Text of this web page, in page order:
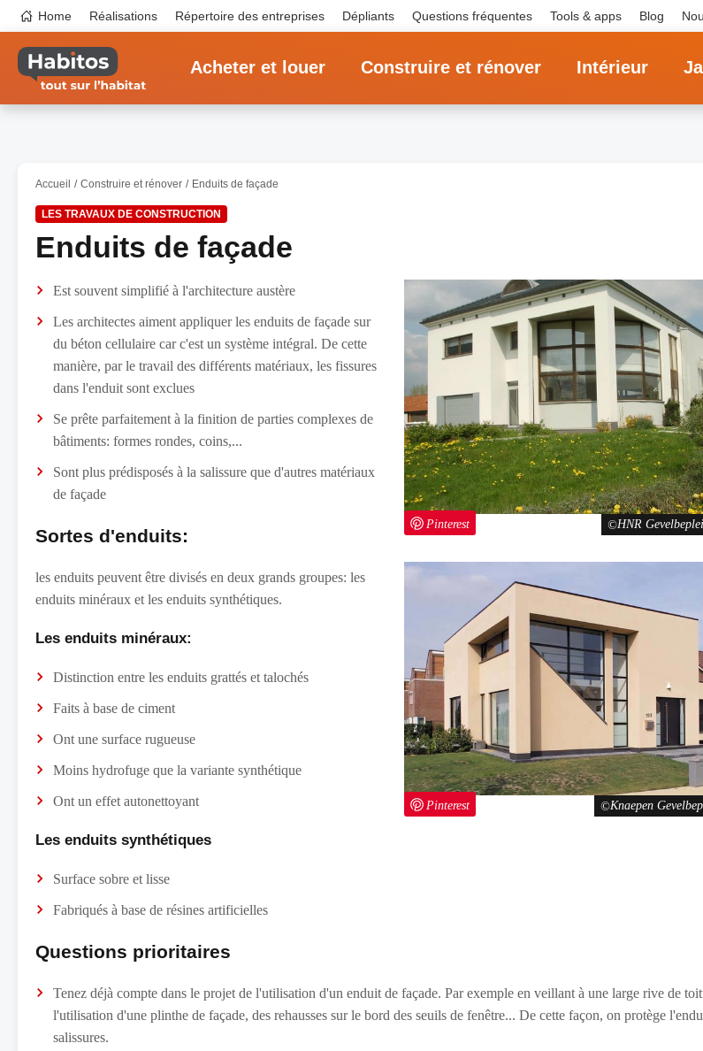
contenu
principal
Top
navigation
Home Réalisations Répertoire des entreprises Dépliants Questions fréquentes Tools & apps Blog
Acheter et louer Construire et rénover Intérieur
Accueil Construire et rénover Enduits de façade
LES TRAVAUX DE CONSTRUCTION
Enduits de façade
HNR
Pinterest
Knaepen
Pinterest
Est souvent simplifié à l'architecture austère
Les architectes aiment appliquer les enduits de façade sur
du béton cellulaire car c'est un système intégral. De cette
manière, par le travail des différents matériaux, les fissures
dans l'enduit sont exclues
Se prête parfaitement à la finition de parties complexes de
bâtiments: formes rondes, coins,...
Sont plus prédisposés à la salissure que d'autres matériaux
de façade
Sortes d'enduits:
les enduits peuvent être divisés en deux grands groupes: les
enduits minéraux et les enduits synthétiques.
Les enduits minéraux:
Distinction entre les enduits grattés et talochés
Faits à base de ciment
Ont une surface rugueuse
Moins hydrofuge que la variante synthétique
Ont un effet autonettoyant
Les enduits synthétiques
Surface sobre et lisse
Fabriqués à base de résines artificielles
Questions prioritaires
Tenez déjà compte dans le projet de l'utilisation d'un enduit de façade. Par exemple en veillant à une large rive de
l'utilisation d'une plinthe de façade, des rehausses sur le bord des seuils de fenêtre... De cette façon, on protège
salissures.